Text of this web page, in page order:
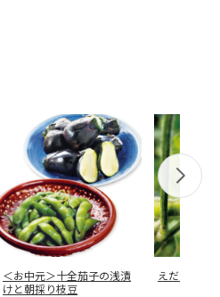
＜お中元＞十全茄子の浅漬
けと朝採り枝豆
えだまめ